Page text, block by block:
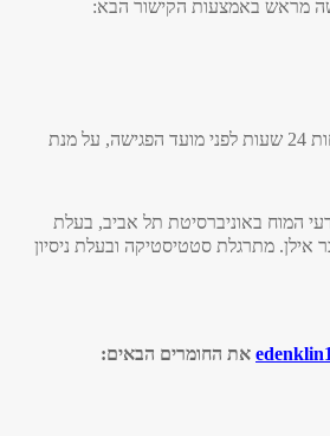
מראש באמצעות הקישור הבא:
ביטולים ייעשו דרך האפליקציה בהקדם האפשרי, לפחות 24 שעות לפני מועד הפגישה, על מנת
המוח באוניברסיטת תל אביב, בעלת
אילן. מתרגלת סטטיסטיקה ובעלת ניסיון
את החומרים הבאים: